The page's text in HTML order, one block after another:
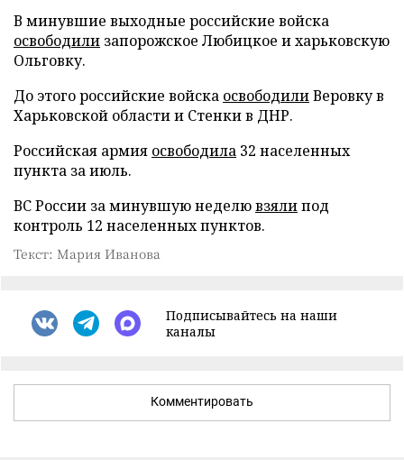
В минувшие выходные российские войска
освободили запорожское Любицкое и харьковскую
Ольговку.
До этого российские войска освободилиВеровку в
Харьковской области и Стенки в ДНР.
Российская армия освободила 32 населенных
пункта за июль.
ВС России за минувшую неделювзялипод
контроль 12 населенных пунктов.
Текст: Мария Иванова
Подписывайтесь на наши
каналы
Комментировать